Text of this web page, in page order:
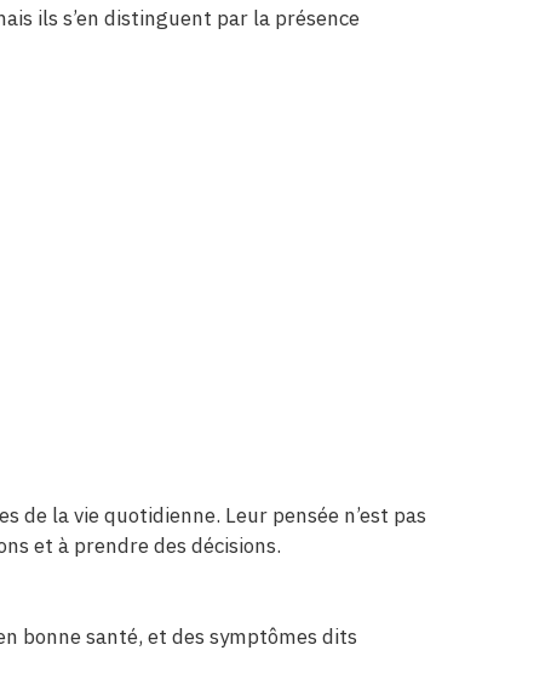
ils s’en distinguent par la présence
de la vie quotidienne. Leur pensée n’est pas
et à prendre des décisions.
bonne santé, et des symptômes dits